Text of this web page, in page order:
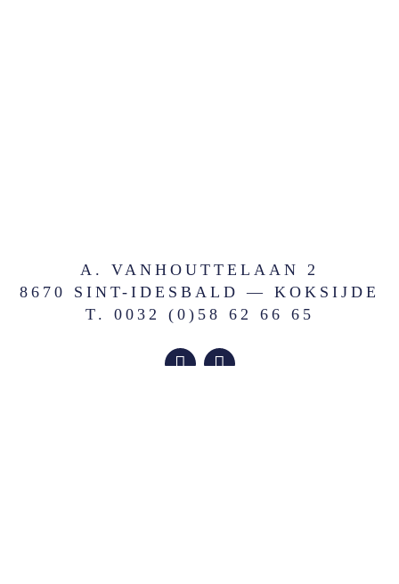
A. VANHOUTTELAAN 2
8670 SINT-IDESBALD — KOKSIJDE
T. 0032 (0)58 62 66 65